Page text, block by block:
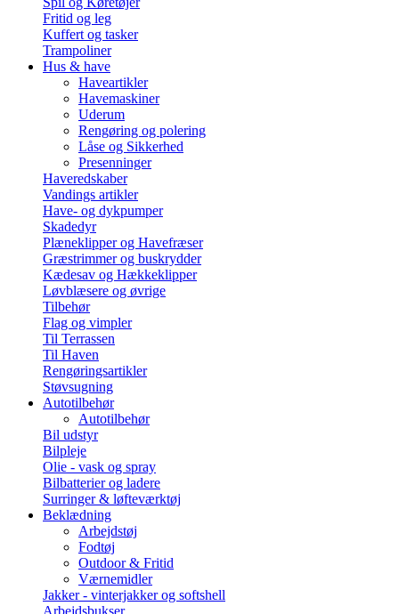
Fritid og leg
Kuffert og tasker
Trampoliner
Hus & have
Haveartikler
Havemaskiner
Uderum
Rengøring og polering
Låse og Sikkerhed
Presenninger
Haveredskaber
Vandings artikler
Have- og dykpumper
Skadedyr
Plæneklipper og Havefræser
Græstrimmer og buskrydder
Kædesav og Hækkeklipper
Løvblæsere og øvrige
Tilbehør
Flag og vimpler
Til Terrassen
Til Haven
Rengøringsartikler
Støvsugning
Autotilbehør
Autotilbehør
Bil udstyr
Bilpleje
Olie - vask og spray
Bilbatterier og ladere
Surringer & løfteværktøj
Beklædning
Arbejdstøj
Fodtøj
Outdoor & Fritid
Værnemidler
Jakker - vinterjakker og softshell
Arbejdsbukser